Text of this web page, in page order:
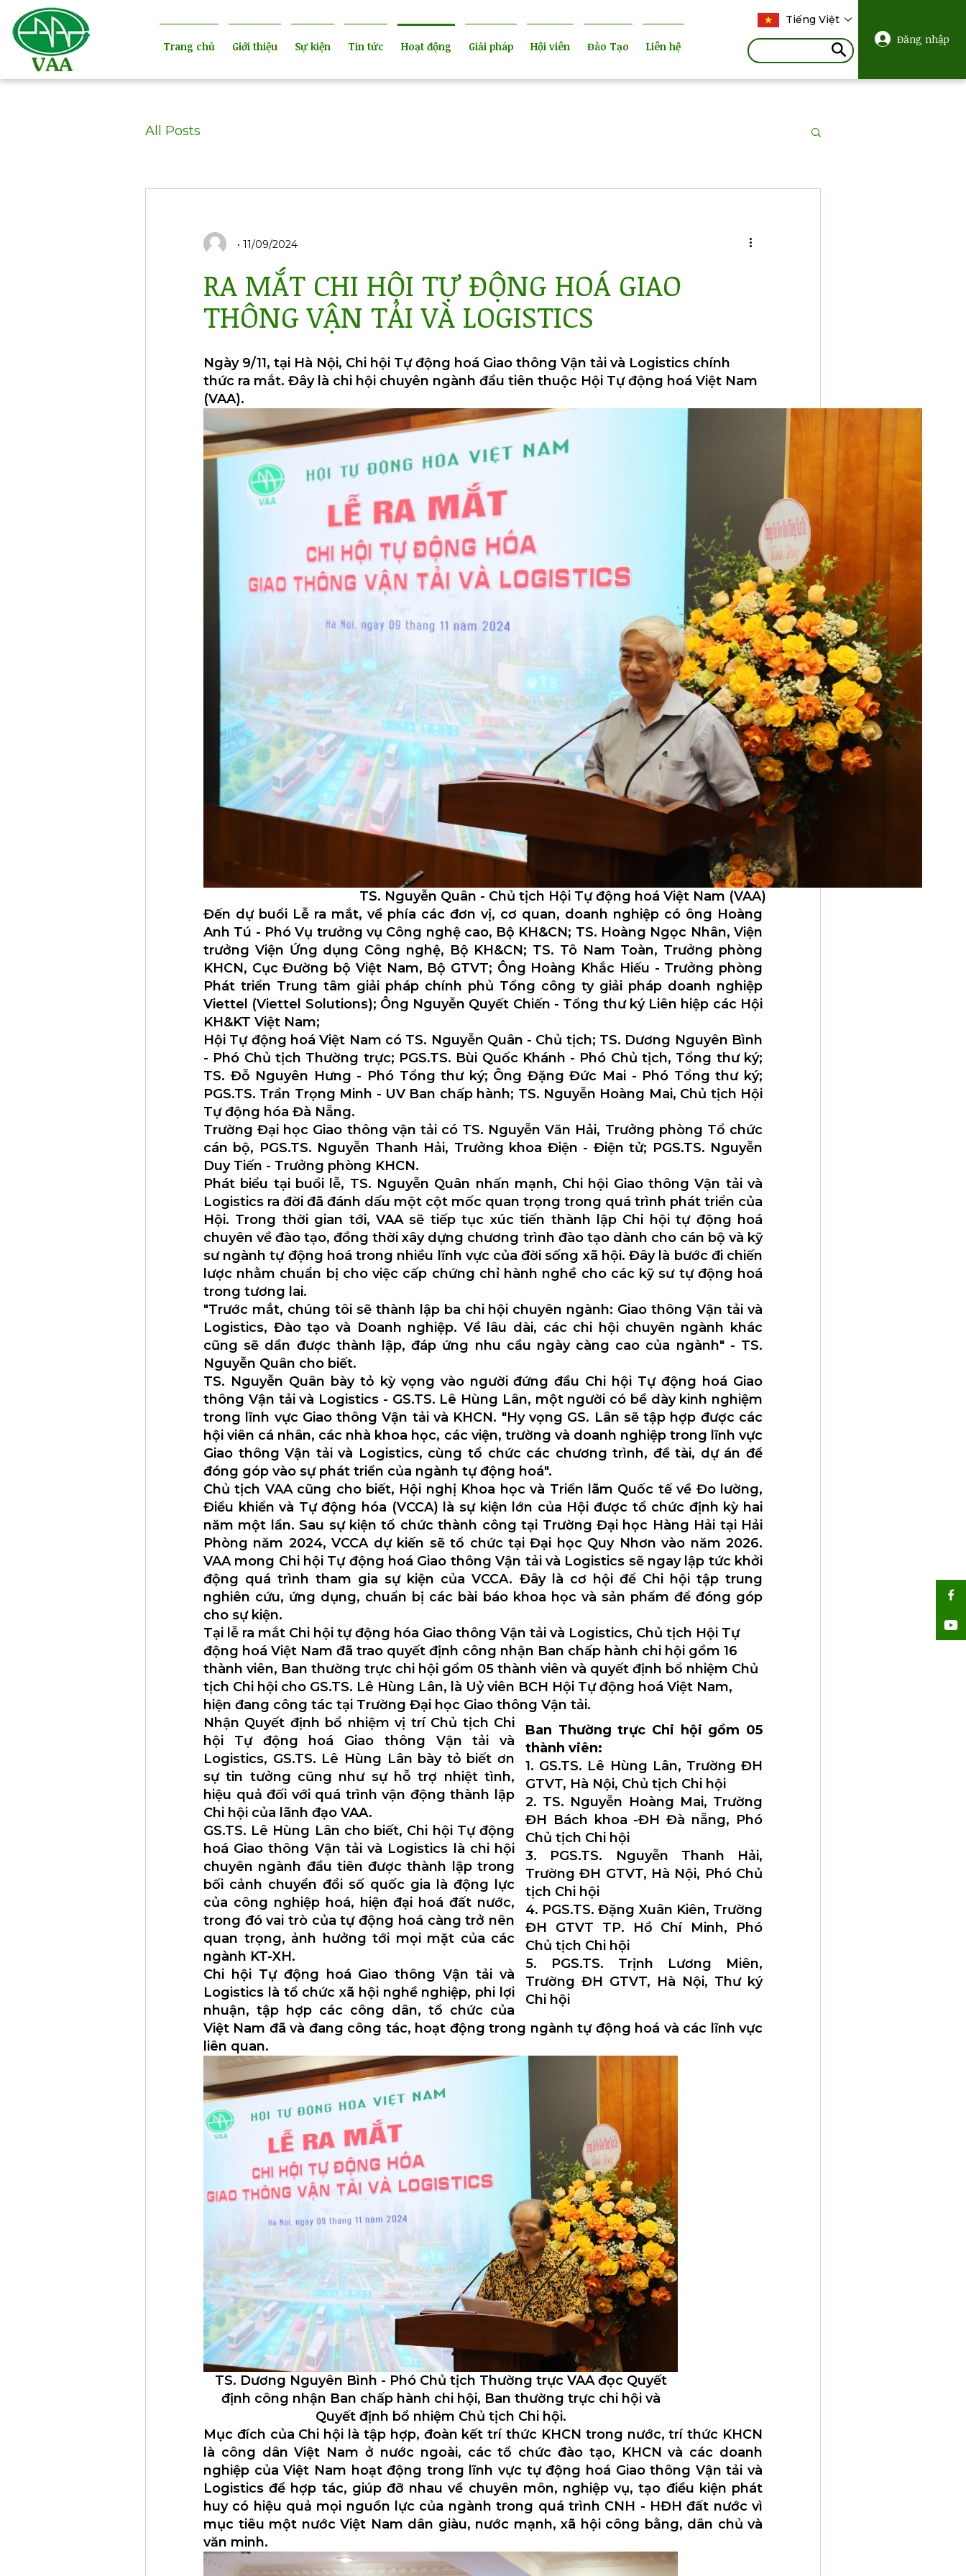
Trang chủ Giới thiệu Sự kiện Tin tức Hoạt động Giải pháp Hội viên Đào Tạo Liên hệ
Tiếng Việt
Đăng nhập
All Posts
11/09/2024
RA MẮT CHI HỘI TỰ ĐỘNG HOÁ GIAO
THÔNG VẬN TẢI VÀ LOGISTICS
Ngày 9/11, tại Hà Nội, Chi hội Tự động hoá Giao thông Vận tải và Logistics chính
thức ra mắt. Đây là chi hội chuyên ngành đầu tiên thuộc Hội Tự động hoá Việt Nam
(VAA).
TS. Nguyễn Quân - Chủ tịch Hội Tự động hoá Việt Nam (VAA)
Đến dự buổi Lễ ra mắt, về phía các đơn vị, cơ quan, doanh nghiệp có ông Hoàng
Anh Tú - Phó Vụ trưởng vụ Công nghệ cao, Bộ KH&CN; TS. Hoàng Ngọc Nhân, Viện
trưởng Viện Ứng dụng Công nghệ, Bộ KH&CN; TS. Tô Nam Toàn, Trưởng phòng
KHCN, Cục Đường bộ Việt Nam, Bộ GTVT; Ông Hoàng Khắc Hiếu - Trưởng phòng
Phát triển Trung tâm giải pháp chính phủ Tổng công ty giải pháp doanh nghiệp
Viettel (Viettel Solutions); Ông Nguyễn Quyết Chiến - Tổng thư ký Liên hiệp các Hội
KH&KT Việt Nam;
Hội Tự động hoá Việt Nam có TS. Nguyễn Quân - Chủ tịch; TS. Dương Nguyên Bình
- Phó Chủ tịch Thường trực; PGS.TS. Bùi Quốc Khánh - Phó Chủ tịch, Tổng thư ký;
TS. Đỗ Nguyên Hưng - Phó Tổng thư ký; Ông Đặng Đức Mai - Phó Tổng thư ký;
PGS.TS. Trần Trọng Minh - UV Ban chấp hành; TS. Nguyễn Hoàng Mai, Chủ tịch Hội
Tự động hóa Đà Nẵng.
Trường Đại học Giao thông vận tải có TS. Nguyễn Văn Hải, Trưởng phòng Tổ chức
cán bộ, PGS.TS. Nguyễn Thanh Hải, Trưởng khoa Điện - Điện tử; PGS.TS. Nguyễn
Duy Tiến - Trưởng phòng KHCN.
Phát biểu tại buổi lễ, TS. Nguyễn Quân nhấn mạnh, Chi hội Giao thông Vận tải và
Logistics ra đời đã đánh dấu một cột mốc quan trọng trong quá trình phát triển của
Hội. Trong thời gian tới, VAA sẽ tiếp tục xúc tiến thành lập Chi hội tự động hoá
chuyên về đào tạo, đồng thời xây dựng chương trình đào tạo dành cho cán bộ và kỹ
sư ngành tự động hoá trong nhiều lĩnh vực của đời sống xã hội. Đây là bước đi chiến
lược nhằm chuẩn bị cho việc cấp chứng chỉ hành nghề cho các kỹ sư tự động hoá
trong tương lai.
"Trước mắt, chúng tôi sẽ thành lập ba chi hội chuyên ngành: Giao thông Vận tải và
Logistics, Đào tạo và Doanh nghiệp. Về lâu dài, các chi hội chuyên ngành khác
cũng sẽ dần được thành lập, đáp ứng nhu cầu ngày càng cao của ngành" - TS.
Nguyễn Quân cho biết.
TS. Nguyễn Quân bày tỏ kỳ vọng vào người đứng đầu Chi hội Tự động hoá Giao
thông Vận tải và Logistics - GS.TS. Lê Hùng Lân, một người có bề dày kinh nghiệm
trong lĩnh vực Giao thông Vận tải và KHCN. "Hy vọng GS. Lân sẽ tập hợp được các
hội viên cá nhân, các nhà khoa học, các viện, trường và doanh nghiệp trong lĩnh vực
Giao thông Vận tải và Logistics, cùng tổ chức các chương trình, đề tài, dự án để
đóng góp vào sự phát triển của ngành tự động hoá".
Chủ tịch VAA cũng cho biết, Hội nghị Khoa học và Triển lãm Quốc tế về Đo lường,
Điều khiển và Tự động hóa (VCCA) là sự kiện lớn của Hội được tổ chức định kỳ hai
năm một lần. Sau sự kiện tổ chức thành công tại Trường Đại học Hàng Hải tại Hải
Phòng năm 2024, VCCA dự kiến sẽ tổ chức tại Đại học Quy Nhơn vào năm 2026.
VAA mong Chi hội Tự động hoá Giao thông Vận tải và Logistics sẽ ngay lập tức khởi
động quá trình tham gia sự kiện của VCCA. Đây là cơ hội để Chi hội tập trung
nghiên cứu, ứng dụng, chuẩn bị các bài báo khoa học và sản phẩm để đóng góp
cho sự kiện.
Tại lễ ra mắt Chi hội tự động hóa Giao thông Vận tải và Logistics, Chủ tịch Hội Tự
động hoá Việt Nam đã trao quyết định công nhận Ban chấp hành chi hội gồm 16
thành viên, Ban thường trực chi hội gồm 05 thành viên và quyết định bổ nhiệm Chủ
tịch Chi hội cho GS.TS. Lê Hùng Lân, là Uỷ viên BCH Hội Tự động hoá Việt Nam,
hiện đang công tác tại Trường Đại học Giao thông Vận tải.
Ban Thường trực Chi hội gồm 05
thành viên:
1. GS.TS. Lê Hùng Lân, Trường ĐH
GTVT, Hà Nội, Chủ tịch Chi hội
2. TS. Nguyễn Hoàng Mai, Trường
ĐH Bách khoa -ĐH Đà nẵng, Phó
Chủ tịch Chi hội
3. PGS.TS. Nguyễn Thanh Hải,
Trường ĐH GTVT, Hà Nội, Phó Chủ
tịch Chi hội
4. PGS.TS. Đặng Xuân Kiên, Trường
ĐH GTVT TP. Hồ Chí Minh, Phó
Chủ tịch Chi hội
5. PGS.TS. Trịnh Lương Miên,
Trường ĐH GTVT, Hà Nội, Thư ký
Chi hội
Nhận Quyết định bổ nhiệm vị trí Chủ tịch Chi
hội Tự động hoá Giao thông Vận tải và
Logistics, GS.TS. Lê Hùng Lân bày tỏ biết ơn
sự tin tưởng cũng như sự hỗ trợ nhiệt tình,
hiệu quả đối với quá trình vận động thành lập
Chi hội của lãnh đạo VAA.
GS.TS. Lê Hùng Lân cho biết, Chi hội Tự động
hoá Giao thông Vận tải và Logistics là chi hội
chuyên ngành đầu tiên được thành lập trong
bối cảnh chuyển đổi số quốc gia là động lực
của công nghiệp hoá, hiện đại hoá đất nước,
trong đó vai trò của tự động hoá càng trở nên
quan trọng, ảnh hưởng tới mọi mặt của các
ngành KT-XH.
Chi hội Tự động hoá Giao thông Vận tải và
Logistics là tổ chức xã hội nghề nghiệp, phi lợi
nhuận, tập hợp các công dân, tổ chức của
Việt Nam đã và đang công tác, hoạt động trong ngành tự động hoá và các lĩnh vực
liên quan.
TS. Dương Nguyên Bình - Phó Chủ tịch Thường trực VAA đọc Quyết
định công nhận Ban chấp hành chi hội, Ban thường trực chi hội và
Quyết định bổ nhiệm Chủ tịch Chi hội.
Mục đích của Chi hội là tập hợp, đoàn kết trí thức KHCN trong nước, trí thức KHCN
là công dân Việt Nam ở nước ngoài, các tổ chức đào tạo, KHCN và các doanh
nghiệp của Việt Nam hoạt động trong lĩnh vực tự động hoá Giao thông Vận tải và
Logistics để hợp tác, giúp đỡ nhau về chuyên môn, nghiệp vụ, tạo điều kiện phát
huy có hiệu quả mọi nguồn lực của ngành trong quá trình CNH - HĐH đất nước vì
mục tiêu một nước Việt Nam dân giàu, nước mạnh, xã hội công bằng, dân chủ và
văn minh.